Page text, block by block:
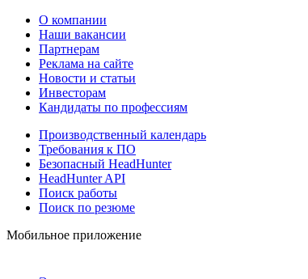
О компании
Наши вакансии
Партнерам
Реклама на сайте
Новости и статьи
Инвесторам
Кандидаты по профессиям
Производственный календарь
Требования к ПО
Безопасный HeadHunter
HeadHunter API
Поиск работы
Поиск по резюме
Мобильное приложение